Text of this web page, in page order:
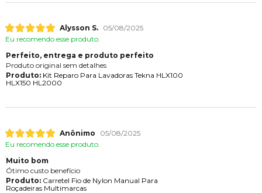
Alysson S.
05/08/2025
Eu recomendo esse produto.
Perfeito, entrega e produto perfeito
Produto original sem detalhes
Produto:Kit Reparo Para Lavadoras Tekna HLX100
HLX150 HL2000
Anônimo
05/08/2025
Eu recomendo esse produto.
Muito bom
Ótimo custo benefício
Produto:Carretel Fio de Nylon Manual Para
Roçadeiras Multimarcas